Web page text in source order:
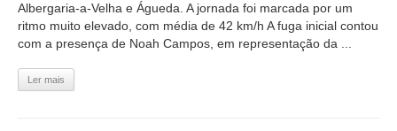
Albergaria-a-Velha e Águeda. A jornada foi marcada por um
ritmo muito elevado, com média de 42 km/h A fuga inicial contou
com a presença de Noah Campos, em representação da ...
Ler mais